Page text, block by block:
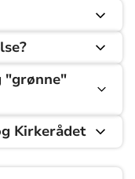
Kirkerådet